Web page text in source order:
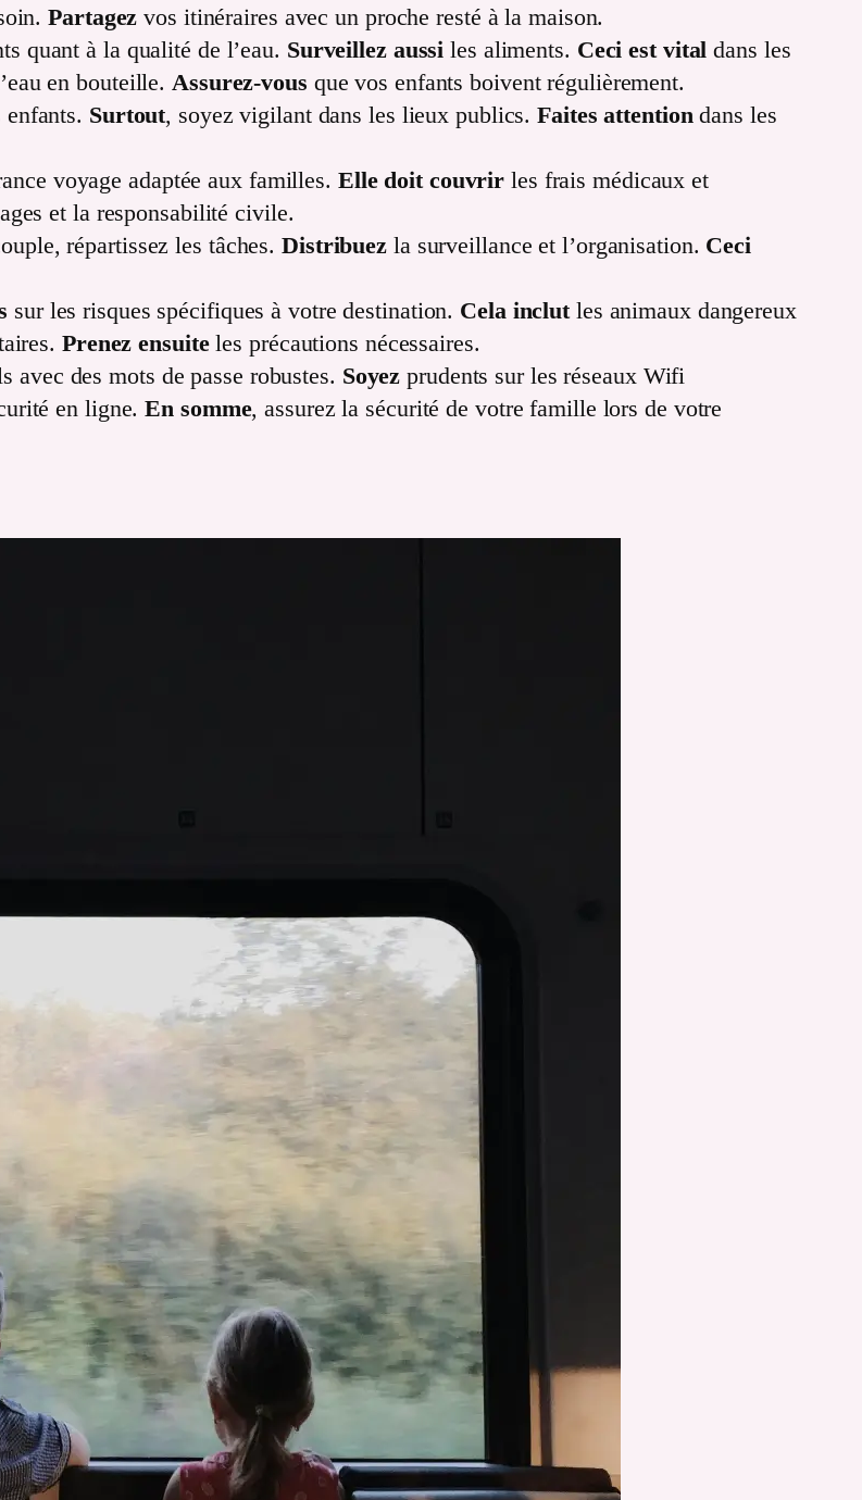
Partagez vos itinéraires avec un proche resté à la maison.
quant à la qualité de l’eau. Surveillez aussi les aliments. Ceci est vital dans les
en bouteille.Assurez-vous que vos enfants boivent régulièrement.
Surtout, soyez vigilant dans les lieux publics.Faites attentiondans les
voyage adaptée aux familles. Elle doit couvrir les frais médicaux et
et la responsabilité civile.
répartissez les tâches.Distribuez la surveillance et l’organisation. Ceci
sur les risques spécifiques à votre destination. Cela inclutles animaux dangereux
Prenez ensuiteles précautions nécessaires.
avec des mots de passe robustes. Soyez prudents sur les réseaux Wifi
en ligne.En somme, assurez la sécurité de votre famille lors de votre